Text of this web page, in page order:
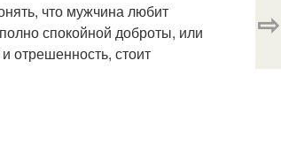
что мужчина любит
спокойной доброты, или
отрешенность, стоит
⇨